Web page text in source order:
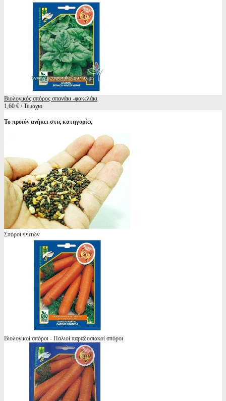
Βιολογικός σπόρος σπανάκι -φακελάκι
1,60 € / Τεμάχιο
Το προϊόν ανήκει στις κατηγορίες
Σπόροι Φυτών
Βιολογικοί σπόροι - Παλιοί παραδοσιακοί σπόροι